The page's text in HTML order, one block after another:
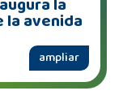
avenida
ampliar